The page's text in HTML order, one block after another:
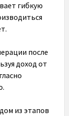
гибкую
после
доход от
из этапов